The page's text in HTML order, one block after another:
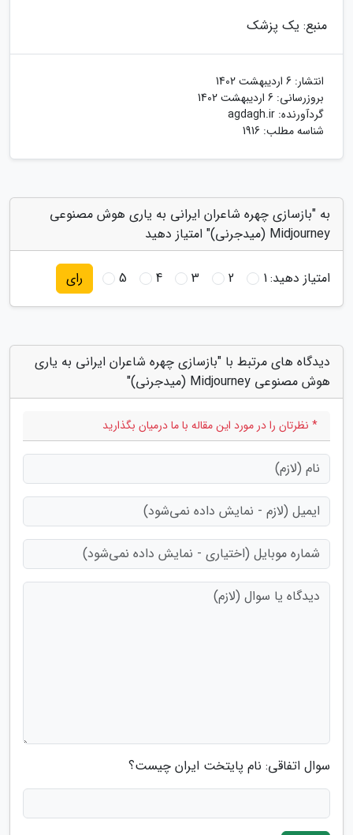
منبع: یک پزشک
انتشار: 6 اردیبهشت 1402
بروزرسانی: 6 اردیبهشت 1402
گردآورنده: agdagh.ir
شناسه مطلب: 1916
به "بازسازی چهره شاعران ایرانی به یاری هوش مصنوعی
Midjourney (میدجرنی)" امتیاز دهید
امتیاز دهید:1
2
3
4
5 رای
دیدگاه های مرتبط با "بازسازی چهره شاعران ایرانی به یاری
هوش مصنوعی Midjourney (میدجرنی)"
* نظرتان را در مورد این مقاله با ما درمیان بگذارید
سوال اتفاقی: نام پایتخت ایران چیست؟